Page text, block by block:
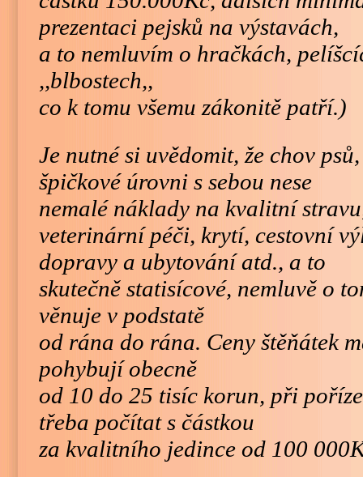
prezentaci pejsků na výstavách,
a to nemluvím o hračkách,
,,blbostech,,
co k tomu všemu zákonitě patří.)
Je nutné si uvědomit, že chov
špičkové úrovni s sebou nese
nemalé náklady na kvalitní
veterinární péči, krytí, cestovní
dopravy a ubytování atd., a to
skutečně statisícové, nemluvě o
věnuje v podstatě
od rána do rána. Ceny štěňátek
pohybují obecně
od 10 do 25 tisíc korun, při
třeba počítat s částkou
za kvalitního jedince od 100